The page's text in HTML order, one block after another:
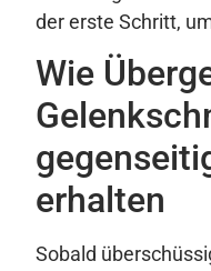
der erste Schritt,
Wie
erhalten
Sobald